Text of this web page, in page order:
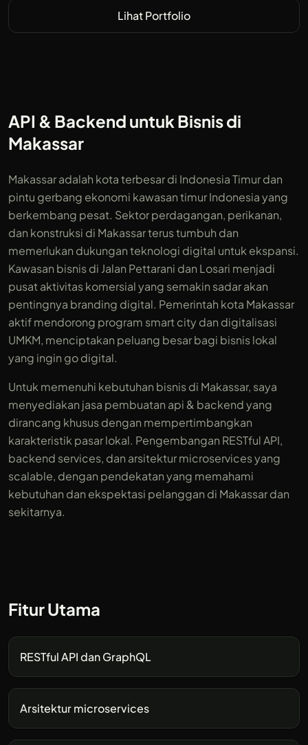
Lihat Portfolio
API & Backend untuk Bisnis di
Makassar
Makassar adalah kota terbesar di Indonesia Timur dan
pintu gerbang ekonomi kawasan timur Indonesia yang
berkembang pesat. Sektor perdagangan, perikanan,
dan konstruksi di Makassar terus tumbuh dan
memerlukan dukungan teknologi digital untuk ekspansi.
Kawasan bisnis di Jalan Pettarani dan Losari menjadi
pusat aktivitas komersial yang semakin sadar akan
pentingnya branding digital. Pemerintah kota Makassar
aktif mendorong program smart city dan digitalisasi
UMKM, menciptakan peluang besar bagi bisnis lokal
yang ingin go digital.
Untuk memenuhi kebutuhan bisnis di Makassar, saya
menyediakan jasa pembuatan api & backend yang
dirancang khusus dengan mempertimbangkan
karakteristik pasar lokal. Pengembangan RESTful API,
backend services, dan arsitektur microservices yang
scalable, dengan pendekatan yang memahami
kebutuhan dan ekspektasi pelanggan di Makassar dan
sekitarnya.
Fitur Utama
RESTful API dan GraphQL
Arsitektur microservices